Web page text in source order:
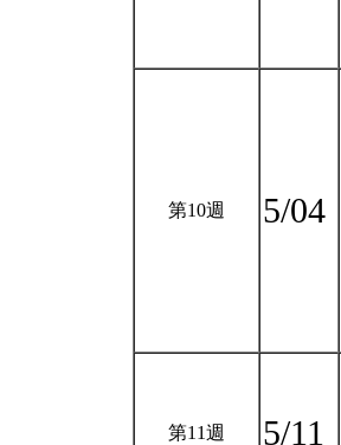
第10週 5/04
第11週 5/11